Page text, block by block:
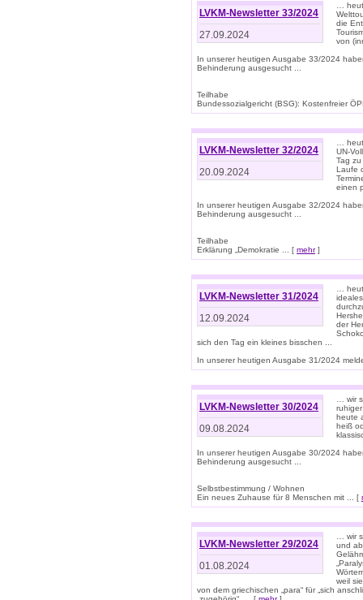
LVKM-Newsletter 33/2024
27.09.2024
…
die
von
In unserer heutigen Ausgabe 33/2024
Behinderung ausgesucht ...
Teilhabe
Bundessozialgericht (BSG): Kostenfreier
LVKM-Newsletter 32/2024
20.09.2024
…
UN-
Tag
Laufe
einen
In unserer heutigen Ausgabe 32/2024
Behinderung ausgesucht ...
Teilhabe
Erklärung „Demokratie ... [ mehr]
LVKM-Newsletter 31/2024
12.09.2024
…
der
sich den Tag ein kleines bisschen ...
In unserer heutigen Ausgabe 31/2024
LVKM-Newsletter 30/2024
09.08.2024
… wir
heute
heiß
In unserer heutigen Ausgabe 30/2024
Behinderung ausgesucht ...
Selbstbestimmung / Wohnen
Ein neues Zuhause für 8 Menschen mit ... [
LVKM-Newsletter 29/2024
01.08.2024
… wir
und
weil
von dem griechischen „para“ für „sich